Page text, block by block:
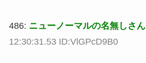
486: ニューノーマルの名無しさん
12:30:31.53 ID:VlGPcD9B0